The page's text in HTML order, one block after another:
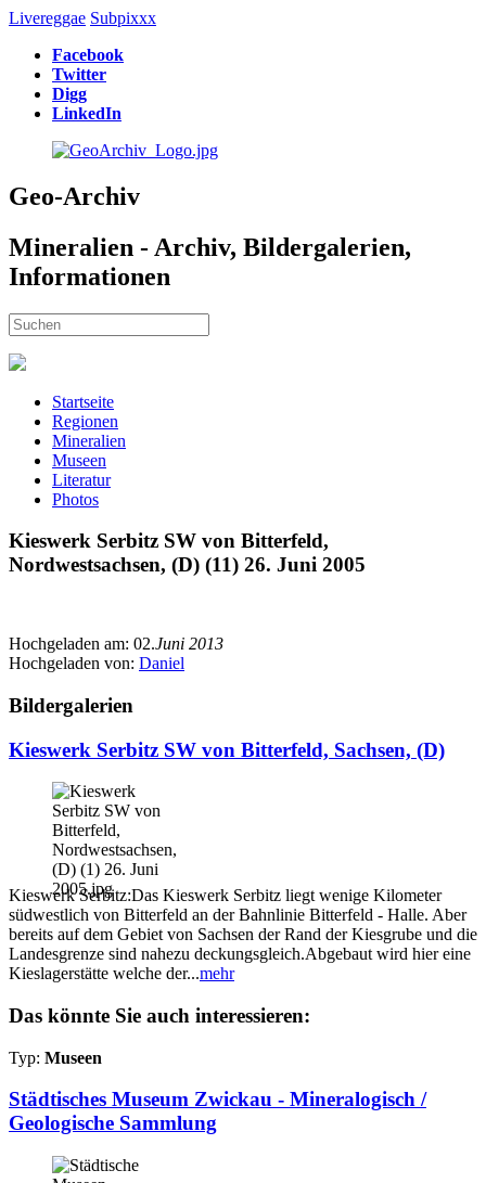
Livereggae Subpixxx
Facebook
Twitter
Digg
LinkedIn
Geo-Archiv
Mineralien - Archiv, Bildergalerien,
Informationen
Startseite
Regionen
Mineralien
Museen
Literatur
Photos
Kieswerk Serbitz SW von Bitterfeld,
Nordwestsachsen, (D) (11) 26. Juni 2005
Hochgeladen am: 02.Juni 2013
Hochgeladen von: Daniel
Bildergalerien
Kieswerk Serbitz SW von Bitterfeld, Sachsen, (D)
Kieswerk Serbitz:Das Kieswerk Serbitz liegt wenige Kilometer
südwestlich von Bitterfeld an der Bahnlinie Bitterfeld - Halle. Aber
bereits auf dem Gebiet von Sachsen der Rand der Kiesgrube und die
Landesgrenze sind nahezu deckungsgleich.Abgebaut wird hier eine
Kieslagerstätte welche der...mehr
Das könnte Sie auch interessieren:
Typ: Museen
Städtisches Museum Zwickau - Mineralogisch /
Geologische Sammlung